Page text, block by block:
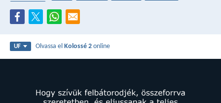
UF Olvassa elKolossé 2 online